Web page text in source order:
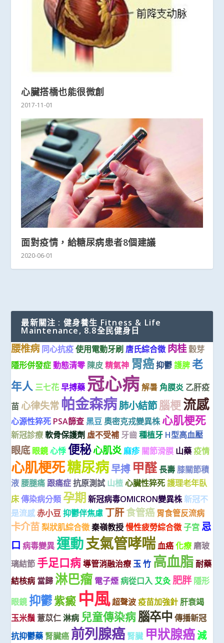
心臟搭橋也能很微創
2017-11-01
面對疫情，給糖尿病患者8個建議
2020-06-01
最新關注 : 健身養生 Fitness & Life
Maintenance, 8.8全民健身日
腰椎病 同心抗疫 使用電動牙刷 唐氏綜合徵 肉桂穀芽
隱形併發症 動態清零 陳皮 精氣神 胃癌抑鬱 護脾 老
年人 三七花 早搏藥 冠心病 解暑 角膜炎 乙肝疫
苗 心律失常 帕金森病肺小結節腦梗 流感
心源性猝死 PSA篩查 黑豆 奧密克戎變異株 心肌梗死
新冠診療 軟骨保護劑 虛不受補 牙齒 種植牙 H型高血壓
眼底 眼鏡心悸 便秘心肌炎麻疹 關節滑膜 山藥 疫情
心肌梗死糖尿病早搏 甲醛長壽 膝關節積
液 腰腿痛 跟痛症 抗原測試 山楂 心臟性猝死 護理老年臥
床 傳染病分類 孕期 新冠病毒OMICRON變異株 新冠不
是流感 赤小豆 抑鬱伴焦慮 丁肝食管癌 胃食管反流病
卡介苗 梨狀肌綜合徵 秦嶺教授 慢性疲勞綜合徵子宮 忌
口 病毒變異 運動支氣管哮喘血癌 化療 磨玻
璃結節 手足口病 導管消融治療 玉 竹 高血脂 耐藥
結核病 當歸 淋巴瘤 電子煙 病從口入 艾灸 肥胖 隱形
眼鏡 抑鬱紫癜 中風超聲波 疫苗加強針 肝衰竭
玉米鬚 薏苡仁 淋病 兒童傳染病腦卒中 傳播新冠
抗抑鬱藥 腎臟癌 前列腺癌 腎臟 甲狀腺癌減